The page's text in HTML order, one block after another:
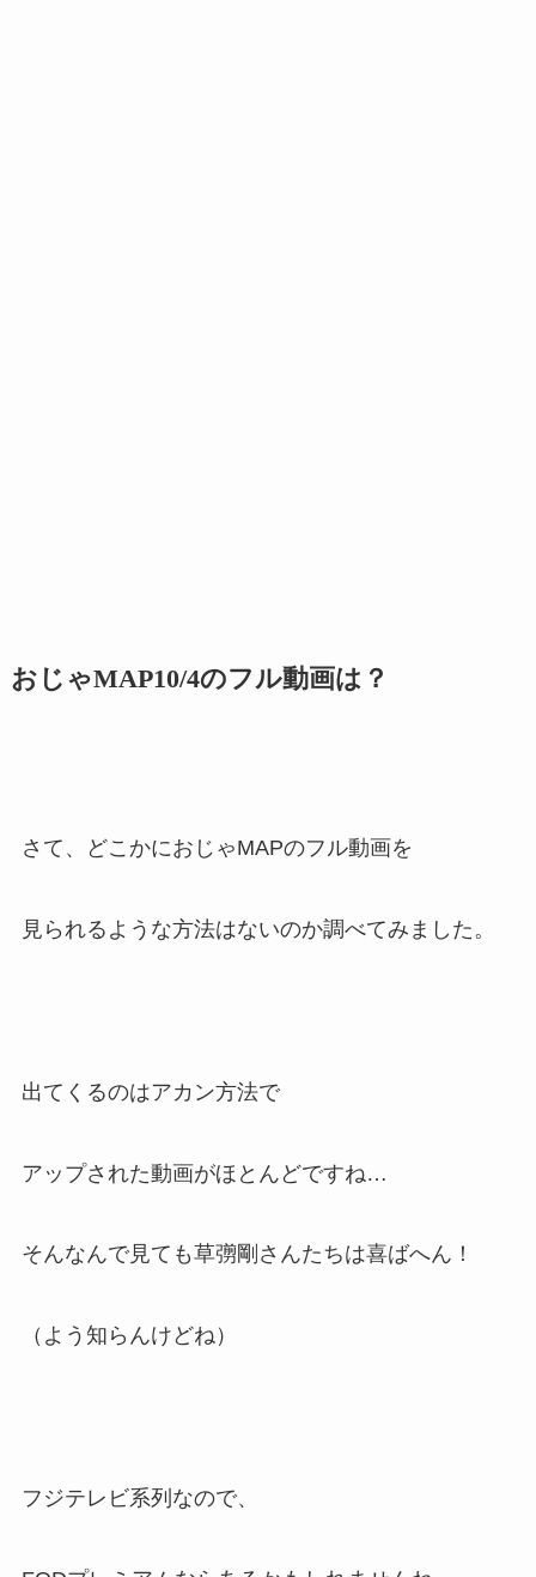
おじゃMAP10/4のフル動画は？
さて、どこかにおじゃMAPのフル動画を
見られるような方法はないのか調べてみました。
出てくるのはアカン方法で
アップされた動画がほとんどですね…
そんなんで見ても草彅剛さんたちは喜ばへん！
（よう知らんけどね）
フジテレビ系列なので、